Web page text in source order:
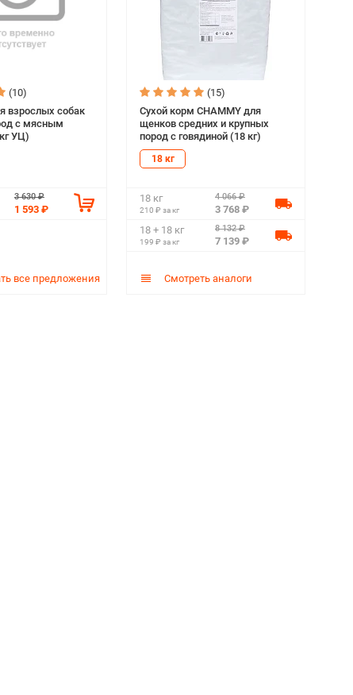
(10)
взрослых собак
с мясным
УЦ)
3 630 ₽
1 593 ₽
все предложения
(15)
Сухой корм CHAMMY для
щенков средних и крупных
пород с говядиной (18 кг)
18 кг
18 кг
210 ₽ за кг
4 066 ₽
3 768 ₽
18 + 18 кг
199 ₽ за кг
8 132 ₽
7 139 ₽
Смотреть аналоги